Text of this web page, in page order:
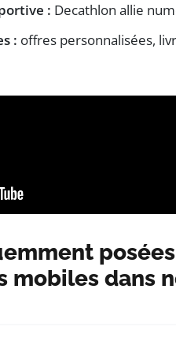
: Decathlon allie
: offres personnalisées,
mobiles dans